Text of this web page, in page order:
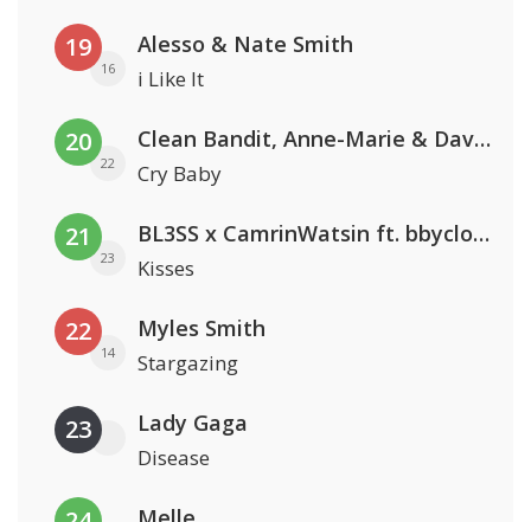
19
16
Alesso & Nate Smith
i Like It
20
22
Clean Bandit, Anne-Marie & David Guetta
Cry Baby
21
23
BL3SS x CamrinWatsin ft. bbyclose
Kisses
22
14
Myles Smith
Stargazing
23 Lady Gaga
Disease